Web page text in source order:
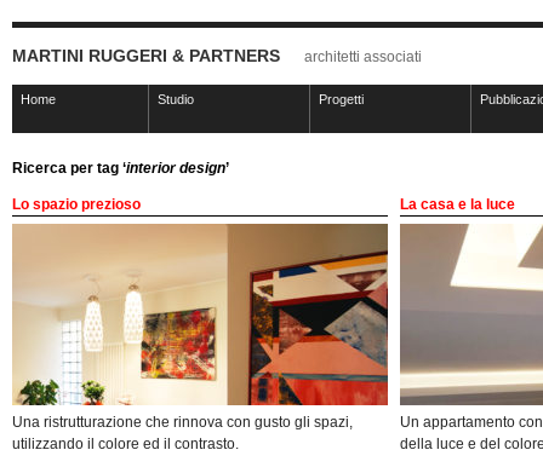
MARTINI RUGGERI & PARTNERS architetti associati
Home Studio Progetti
Ricerca per tag ‘interior design’
Lo spazio prezioso
Una ristrutturazione che rinnova con gusto gli spazi,
utilizzando il colore ed il contrasto.
La casa e la luce
Un appartamento
della luce e del